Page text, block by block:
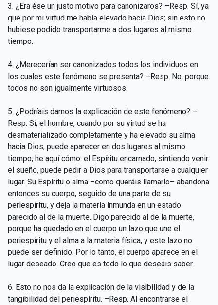
3. ¿Era ése un justo motivo para canonizaros? –Resp. Sí, ya
que por mi virtud me había elevado hacia Dios; sin esto no
hubiese podido transportarme a dos lugares al mismo
tiempo.
4. ¿Merecerían ser canonizados todos los individuos en
los cuales este fenómeno se presenta? –Resp. No, porque
todos no son igualmente virtuosos.
5. ¿Podríais darnos la explicación de este fenómeno? –
Resp. Sí; el hombre, cuando por su virtud se ha
desmaterializado completamente y ha elevado su alma
hacia Dios, puede aparecer en dos lugares al mismo
tiempo; he aquí cómo: el Espíritu encarnado, sintiendo venir
el sueño, puede pedir a Dios para transportarse a cualquier
lugar. Su Espíritu o alma –como queráis llamarlo– abandona
entonces su cuerpo, seguido de una parte de su
periespíritu, y deja la materia inmunda en un estado
parecido al de la muerte. Digo parecido al de la muerte,
porque ha quedado en el cuerpo un lazo que une el
periespíritu y el alma a la materia física, y este lazo no
puede ser definido. Por lo tanto, el cuerpo aparece en el
lugar deseado. Creo que es todo lo que deseáis saber.
6. Esto no nos da la explicación de la visibilidad y de la
tangibilidad del periespíritu. –Resp. Al encontrarse el